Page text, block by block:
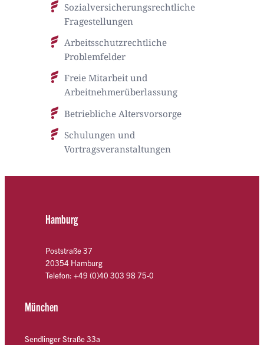
Sozialversicherungsrechtliche
Fragestellungen
Arbeitsschutzrechtliche
Problemfelder
Freie Mitarbeit und
Arbeitnehmerüberlassung
Betriebliche Altersvorsorge
Schulungen und
Vortragsveranstaltungen
Hamburg
Poststraße 37
20354 Hamburg
Telefon: +49 (0)40 303 98 75-0
München
Sendlinger Straße 33a